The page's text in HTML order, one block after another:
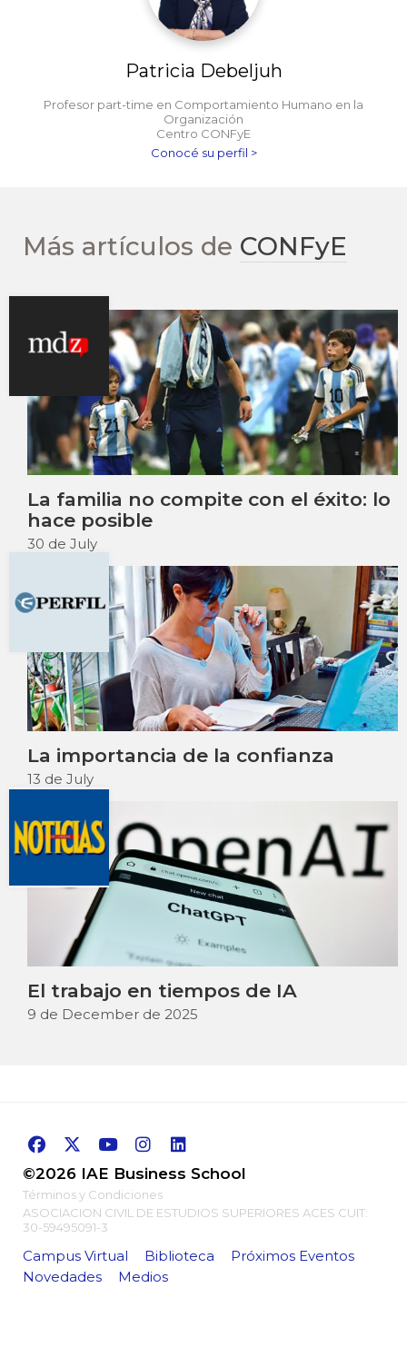
Patricia Debeljuh
Profesor part-time en Comportamiento Humano en la
Organización
Centro CONFyE
Conocé su perfil >
Más artículos de CONFyE
La familia no compite con el éxito: lo
hace posible
30 de July
La importancia de la confianza
13 de July
El trabajo en tiempos de IA
9 de December de 2025
©2026 IAE Business School
Términos y Condiciones
ASOCIACION CIVIL DE ESTUDIOS SUPERIORES ACES CUIT:
30-59495091-3
Campus Virtual Biblioteca
Próximos Eventos
Novedades
Medios